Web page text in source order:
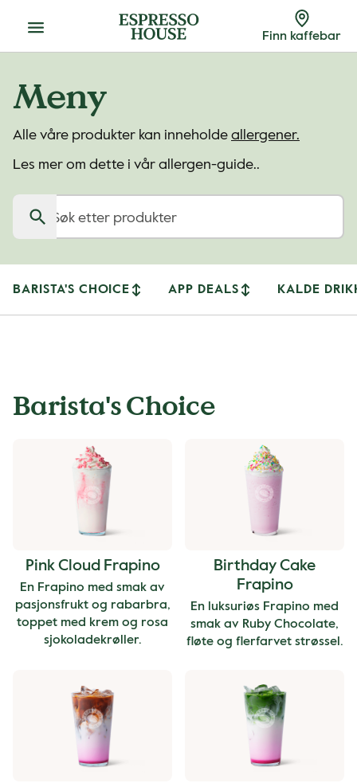
Meny Finn kaffebar
Meny
Alle våre produkter kan inneholde allergener.
Les mer om dette i vår allergen-guide..
Søk etter produkter
BARISTA'S CHOICE APP DEALS KALDE
Barista's Choice
Pink Cloud Frapino
En Frapino med smak av
pasjonsfrukt og rabarbra,
toppet med krem og rosa
sjokoladekrøller.
Birthday Cake
Frapino
En luksuriøs Frapino med
smak av Ruby Chocolate,
fløte og flerfarvet strøssel.